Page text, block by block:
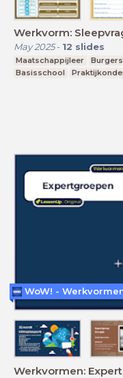
Werkvorm:
May 2025- 12 slides
Maatschappijleer
Basisschool
Werkvormen:
WoW! -